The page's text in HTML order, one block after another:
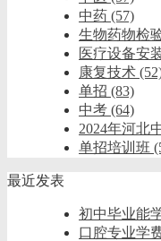
中药 (57)
生物药物检
医疗设备安
康复技术
单招 (83)
中考 (64)
2024年河北
单招培训班
最近发表
初中毕业能
口腔专业学